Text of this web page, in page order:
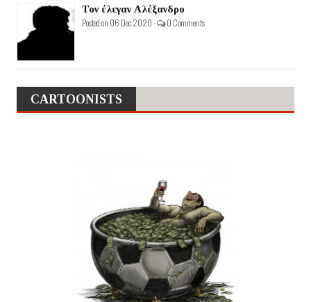
Τον έλεγαν Αλέξανδρο
Posted on 06 Dec 2020 - 0 Comments
CARTOONISTS